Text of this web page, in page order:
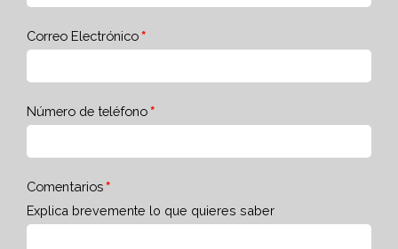
Correo Electrónico
Número de teléfono
Comentarios
Explica brevemente lo que quieres saber